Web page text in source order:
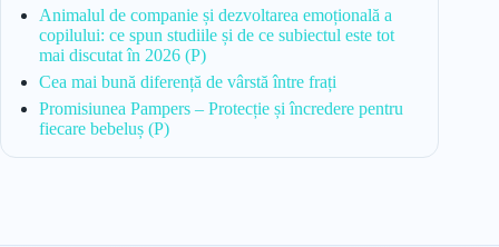
Animalul de companie și dezvoltarea emoțională a
copilului: ce spun studiile și de ce subiectul este tot
mai discutat în 2026 (P)
Cea mai bună diferență de vârstă între frați
Promisiunea Pampers – Protecție și încredere pentru
fiecare bebeluș (P)